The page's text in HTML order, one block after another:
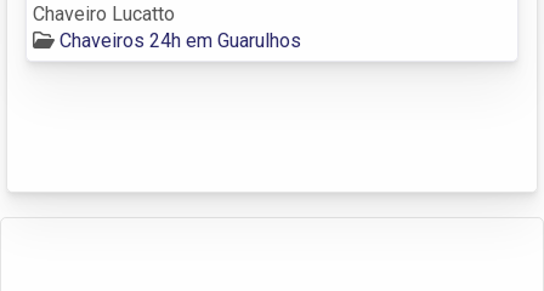
Chaveiro Lucatto
Chaveiros 24h em Guarulhos